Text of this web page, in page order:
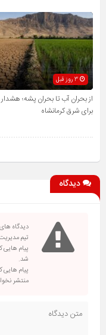
3 روز قبل
از بحران آب تا بحران پشه؛
برای شرق کرمانشاه
دیدگاه
دیدگاه
تیم
پیام
شد.
پیام هایی
منتشر